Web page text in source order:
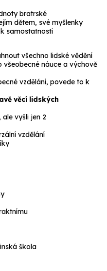
bratrské
dětem, své myšlenky
samostatnosti
všechno lidské vědění
náuce a výchově
vzdělání, povede to k
věcí lidských
ale vyšli jen 2
vzdělání
škola